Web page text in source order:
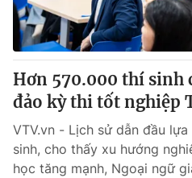
VTV4
VTV9
Liên hệ tòa soạn
Hơn 570.000 thí sinh
đảo kỳ thi tốt nghiệp
VTV.vn - Lịch sử dẫn đầu
sinh, cho thấy xu hướng
học tăng mạnh, Ngoại ngữ